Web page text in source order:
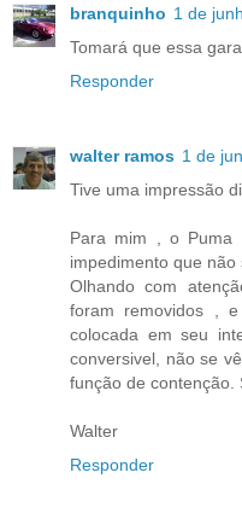
branquinho 1 de
Tomará que essa
Responder
walter ramos 1 de
Tive uma impressão
Para mim , o Puma
impedimento que não
Olhando com
foram removidos ,
colocada em seu
conversivel, não se
função de contenção.
Walter
Responder